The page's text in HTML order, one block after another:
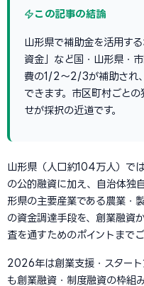
この記事の結論
山形県で補助金を活用す
資金」など国・山形県・
費の1/2〜2/3が補助され
できます。市区町村ごと
せが採択の近道です。
山形県（人口約104万人）で
の公的融資に加え、自治体独
形県の主要産業である農業・
の資金調達手段を、創業融資
査を通すためのポイントまでご
2026年は創業支援・スター
も創業融資・制度融資の枠組